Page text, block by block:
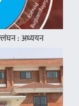
: अध्ययन